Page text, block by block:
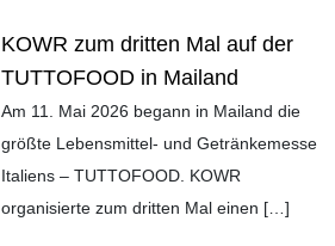
KOWR zum dritten Mal auf der
TUTTOFOOD in Mailand
Am 11. Mai 2026 begann in Mailand die
größte Lebensmittel- und Getränkemesse
Italiens – TUTTOFOOD. KOWR
organisierte zum dritten Mal einen […]